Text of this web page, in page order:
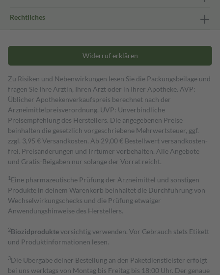
Rechtliches
Widerruf erklären
Zu Risiken und Nebenwirkungen lesen Sie die Packungsbeilage und
fragen Sie Ihre Ärztin, Ihren Arzt oder in Ihrer Apotheke. AVP:
Üblicher Apothekenverkaufspreis berechnet nach der
Arzneimittelpreisverordnung. UVP: Unverbindliche
Preisempfehlung des Herstellers. Die angegebenen Preise
beinhalten die gesetzlich vorgeschriebene Mehrwertsteuer, ggf.
zzgl. 3,95 € Versandkosten. Ab 29,00 € Bestell­wert versand­kosten­
frei. Preisänderungen und Irrtümer vorbehalten. Alle Angebote
und Gratis-Beigaben nur solange der Vorrat reicht.
1 Eine pharmazeutische Prüfung der Arzneimittel und sonstigen
Produkte in deinem Warenkorb beinhaltet die Durchführung von
Wechselwirkungschecks und die Prüfung etwaiger
Anwendungshinweise des Herstellers.
2Biozidproduktevorsichtig verwenden. Vor Gebrauch stets Etikett
und Produktinformationen lesen.
3Die Übergabe deiner Bestellung an den Paketdienstleister erfolgt
bei uns werktags von Montag bis Freitag bis 18:00 Uhr. Der genaue